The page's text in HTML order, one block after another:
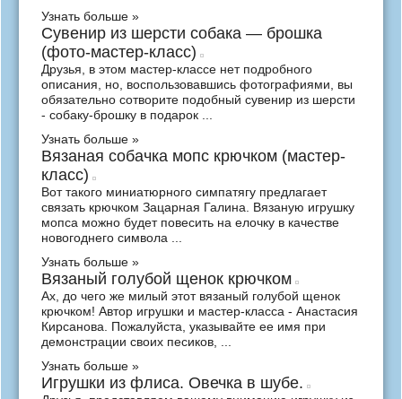
Узнать больше »
Сувенир из шерсти собака — брошка
(фото-мастер-класс)
Друзья, в этом мастер-классе нет подробного
описания, но, воспользовавшись фотографиями, вы
обязательно сотворите подобный сувенир из шерсти
- собаку-брошку в подарок ...
Узнать больше »
Вязаная собачка мопс крючком (мастер-
класс)
Вот такого миниатюрного симпатягу предлагает
связать крючком Зацарная Галина. Вязаную игрушку
мопса можно будет повесить на елочку в качестве
новогоднего символа ...
Узнать больше »
Вязаный голубой щенок крючком
Ах, до чего же милый этот вязаный голубой щенок
крючком! Автор игрушки и мастер-класса - Анастасия
Кирсанова. Пожалуйста, указывайте ее имя при
демонстрации своих песиков, ...
Узнать больше »
Игрушки из флиса. Овечка в шубе.